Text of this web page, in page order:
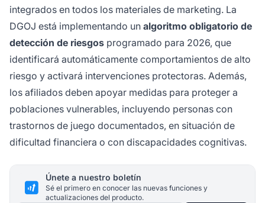
integrados en todos los materiales de marketing. La
DGOJ está implementando un algoritmo obligatorio de
detección de riesgos programado para 2026, que
identificará automáticamente comportamientos de alto
riesgo y activará intervenciones protectoras. Además,
los afiliados deben apoyar medidas para proteger a
poblaciones vulnerables, incluyendo personas con
trastornos de juego documentados, en situación de
dificultad financiera o con discapacidades cognitivas.
Únete a nuestro boletín
Sé el primero en conocer las nuevas funciones y
actualizaciones del producto.